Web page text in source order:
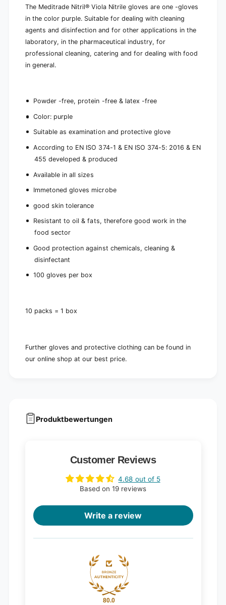
l
The Meditrade Nitril® Viola Nitrile gloves are one -gloves
in the color purple. Suitable for dealing with cleaning
agents and disinfection and for other applications in the
laboratory, in the pharmaceutical industry, for
professional cleaning, catering and for dealing with food
in general.
Powder -free, protein -free & latex -free
Color: purple
Suitable as examination and protective glove
According to EN ISO 374-1 & EN ISO 374-5: 2016 & EN
455 developed & produced
Available in all sizes
Immetoned gloves microbe
good skin tolerance
Resistant to oil & fats, therefore good work in the
food sector
Good protection against chemicals, cleaning &
disinfectant
100 gloves per box
10 packs = 1 box
Further gloves and protective clothing can be found in
our online shop at our best price.
Produktbewertungen
Customer Reviews
4.68 out of 5
Based on 19 reviews
Write a review
80.0